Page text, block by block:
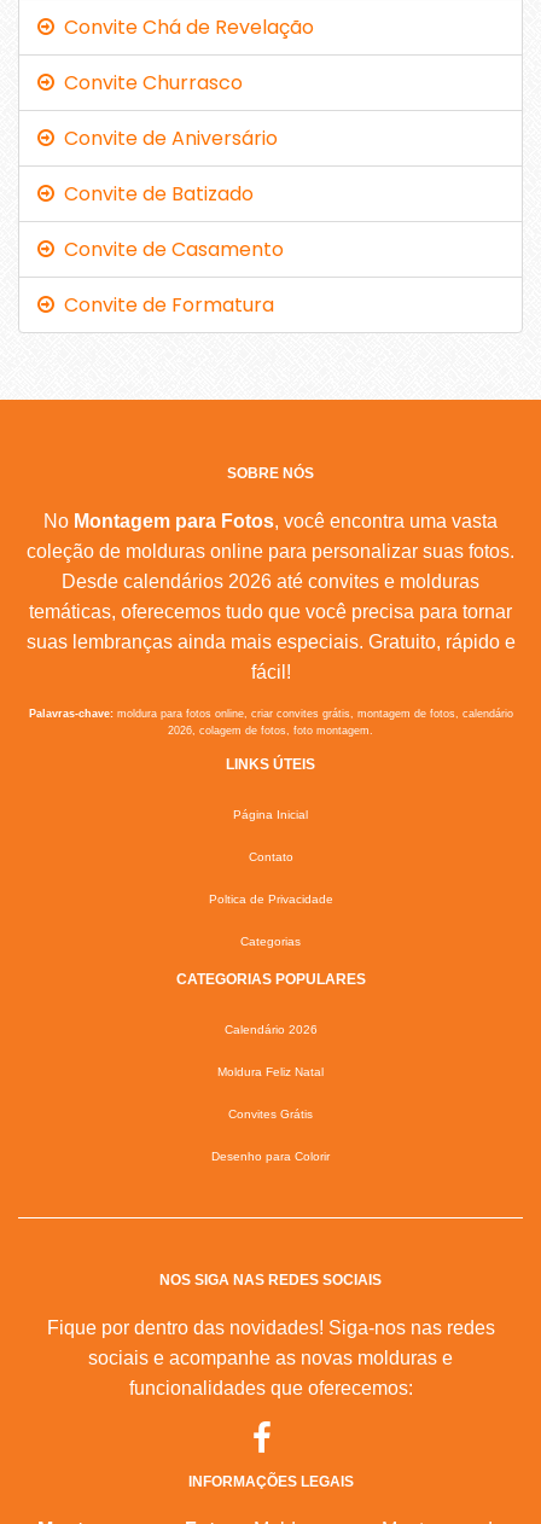
Convite Chá de Revelação
Convite Churrasco
Convite de Aniversário
Convite de Batizado
Convite de Casamento
Convite de Formatura
SOBRE NÓS
No Montagem para Fotos, você encontra uma vasta
coleção de molduras online para personalizar suas fotos.
Desde calendários 2026 até convites e molduras
temáticas, oferecemos tudo que você precisa para tornar
suas lembranças ainda mais especiais. Gratuito, rápido e
fácil!
Palavras-chave:moldura para fotos online, criar convites grátis, montagem de fotos, calendário
2026, colagem de fotos, foto montagem.
LINKS ÚTEIS
Página Inicial
Contato
Poltica de Privacidade
Categorias
CATEGORIAS POPULARES
Calendário 2026
Moldura Feliz Natal
Convites Grátis
Desenho para Colorir
NOS SIGA NAS REDES SOCIAIS
Fique por dentro das novidades! Siga-nos nas redes
sociais e acompanhe as novas molduras e
funcionalidades que oferecemos:
INFORMAÇÕES LEGAIS